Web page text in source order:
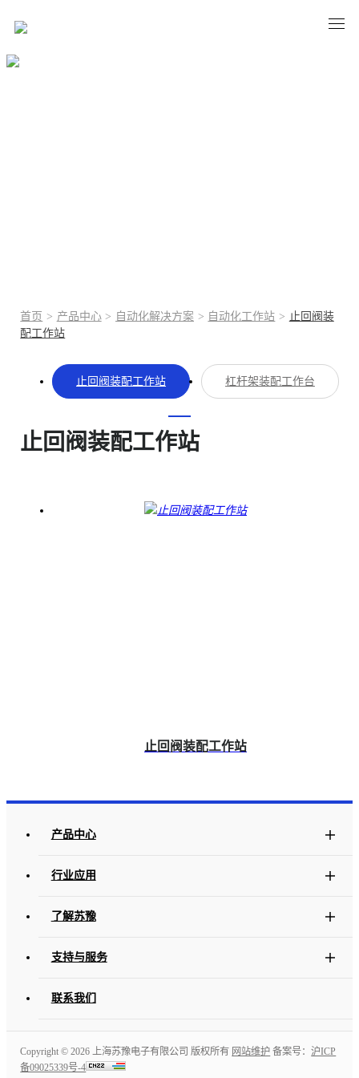
首页 > 产品中心 > 自动化解决方案 > 自动化工作站 > 止回阀装
配工作站
止回阀装配工作站 杠杆架装配工作台
止回阀装配工作站
止回阀装配工作站
产品中心
行业应用
了解苏豫
支持与服务
联系我们
Copyright ©2026 上海苏豫电子有限公司 版权所有 网站维护 备案号：沪ICP
备09025339号-4